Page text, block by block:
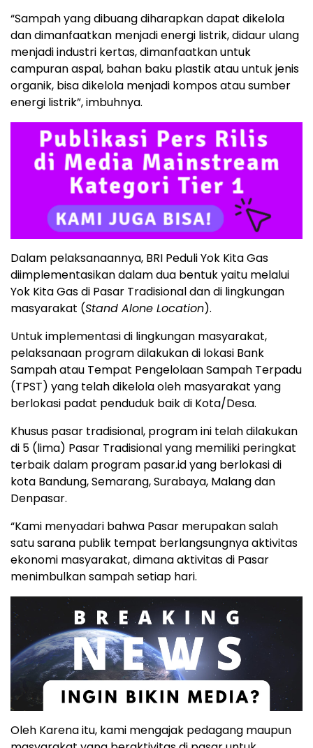
“Sampah yang dibuang diharapkan dapat dikelola
dan dimanfaatkan menjadi energi listrik, didaur ulang
menjadi industri kertas, dimanfaatkan untuk
campuran aspal, bahan baku plastik atau untuk jenis
organik, bisa dikelola menjadi kompos atau sumber
energi listrik”, imbuhnya.
Dalam pelaksanaannya, BRI Peduli Yok Kita Gas
diimplementasikan dalam dua bentuk yaitu melalui
Yok Kita Gas di Pasar Tradisional dan di lingkungan
masyarakat (Stand Alone Location).
Untuk implementasi di lingkungan masyarakat,
pelaksanaan program dilakukan di lokasi Bank
Sampah atau Tempat Pengelolaan Sampah Terpadu
(TPST) yang telah dikelola oleh masyarakat yang
berlokasi padat penduduk baik di Kota/Desa.
Khusus pasar tradisional, program ini telah dilakukan
di 5 (lima) Pasar Tradisional yang memiliki peringkat
terbaik dalam program pasar.id yang berlokasi di
kota Bandung, Semarang, Surabaya, Malang dan
Denpasar.
“Kami menyadari bahwa Pasar merupakan salah
satu sarana publik tempat berlangsungnya aktivitas
ekonomi masyarakat, dimana aktivitas di Pasar
menimbulkan sampah setiap hari.
Oleh Karena itu, kami mengajak pedagang maupun